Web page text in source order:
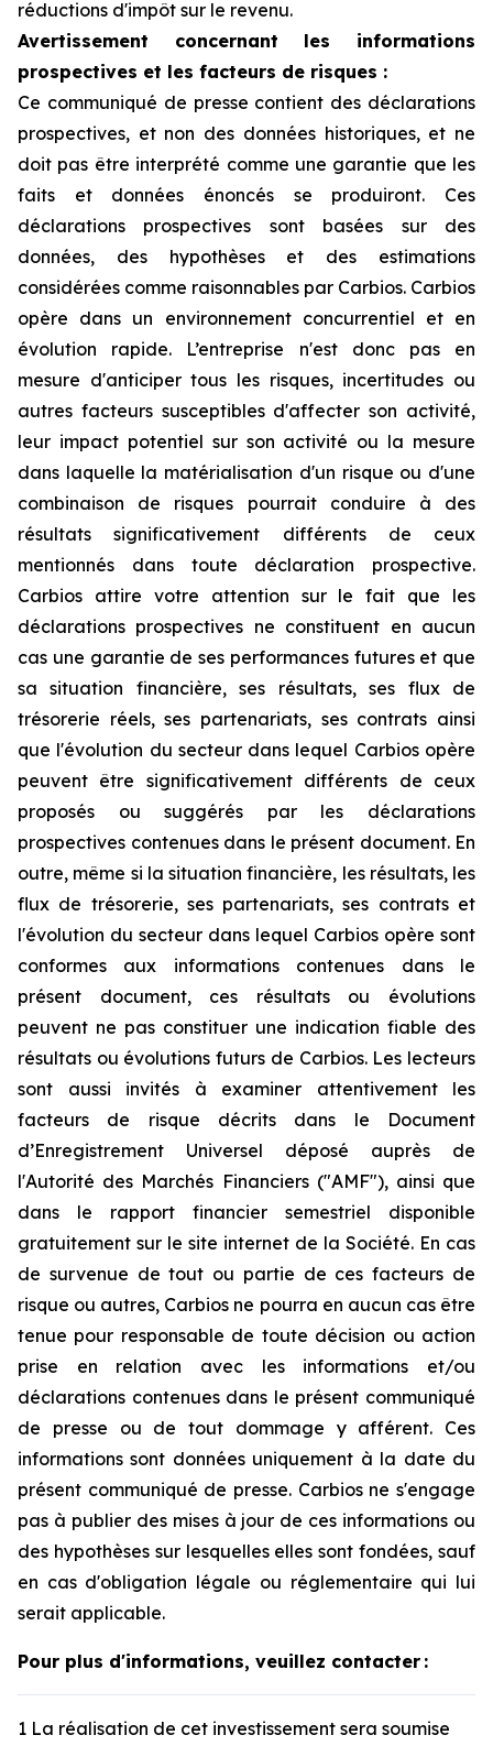
réductions d'impôt sur le revenu.
Avertissement concernant les informations
prospectives et les facteurs de risques :
Ce communiqué de presse contient des déclarations
prospectives, et non des données historiques, et ne
doit pas être interprété comme une garantie que les
faits et données énoncés se produiront. Ces
déclarations prospectives sont basées sur des
données, des hypothèses et des estimations
considérées comme raisonnables par Carbios. Carbios
opère dans un environnement concurrentiel et en
évolution rapide. L’entreprise n'est donc pas en
mesure d'anticiper tous les risques, incertitudes ou
autres facteurs susceptibles d'affecter son activité,
leur impact potentiel sur son activité ou la mesure
dans laquelle la matérialisation d'un risque ou d'une
combinaison de risques pourrait conduire à des
résultats significativement différents de ceux
mentionnés dans toute déclaration prospective.
Carbios attire votre attention sur le fait que les
déclarations prospectives ne constituent en aucun
cas une garantie de ses performances futures et que
sa situation financière, ses résultats, ses flux de
trésorerie réels, ses partenariats, ses contrats ainsi
que l'évolution du secteur dans lequel Carbios opère
peuvent être significativement différents de ceux
proposés ou suggérés par les déclarations
prospectives contenues dans le présent document. En
outre, même si la situation financière, les résultats, les
flux de trésorerie, ses partenariats, ses contrats et
l'évolution du secteur dans lequel Carbios opère sont
conformes aux informations contenues dans le
présent document, ces résultats ou évolutions
peuvent ne pas constituer une indication fiable des
résultats ou évolutions futurs de Carbios. Les lecteurs
sont aussi invités à examiner attentivement les
facteurs de risque décrits dans le Document
d’Enregistrement Universel déposé auprès de
l'Autorité des Marchés Financiers ("AMF"), ainsi que
dans le rapport financier semestriel disponible
gratuitement sur le site internet de la Société. En cas
de survenue de tout ou partie de ces facteurs de
risque ou autres, Carbios ne pourra en aucun cas être
tenue pour responsable de toute décision ou action
prise en relation avec les informations et/ou
déclarations contenues dans le présent communiqué
de presse ou de tout dommage y afférent. Ces
informations sont données uniquement à la date du
présent communiqué de presse. Carbios ne s'engage
pas à publier des mises à jour de ces informations ou
des hypothèses sur lesquelles elles sont fondées, sauf
en cas d'obligation légale ou réglementaire qui lui
serait applicable.
Pour plus d'informations, veuillez contacter :
1 La réalisation de cet investissement sera soumise